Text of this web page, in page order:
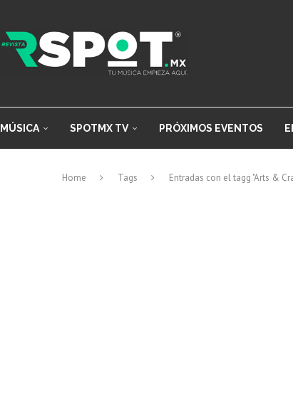
MÚSICA SPOTMX TV PRÓXIMOS EVENTOS
Home Tags Entradas con el tagg "Arts &